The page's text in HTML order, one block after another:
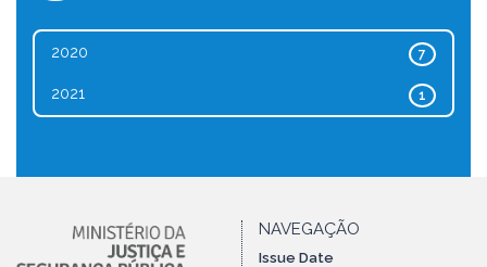
7
2020
1
2021
NAVEGAÇÃO
Issue Date